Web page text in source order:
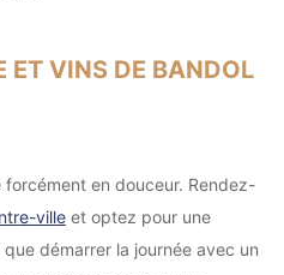
ET VINS DE BANDOL
en douceur. Rendez-
ville et optez pour une
démarrer la journée avec un